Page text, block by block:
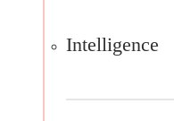
Intelligence